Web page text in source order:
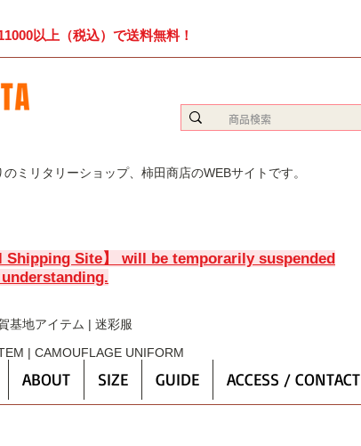
以上（税込）で送料無料！
ミリタリーショップ、柿田商店のWEBサイトです。
Site】 will be temporarily suspended
基地アイテム | 迷彩服
| CAMOUFLAGE UNIFORM
ABOUT SIZE GUIDE ACCESS / CONTACT